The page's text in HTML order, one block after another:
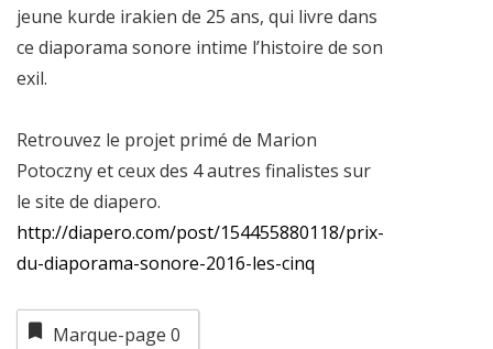
jeune kurde irakien de 25 ans, qui livre dans
ce diaporama sonore intime l’histoire de son
exil.
Retrouvez le projet primé de Marion
Potoczny et ceux des 4 autres finalistes sur
le site de diapero.
http://diapero.com/post/154455880118/prix-
du-diaporama-sonore-2016-les-cinq
Marque-page 0